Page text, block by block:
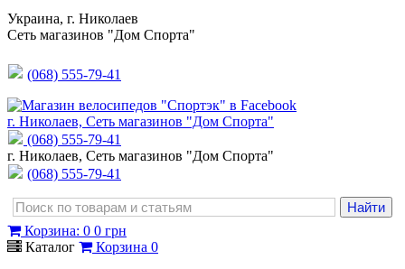
Украина, г. Николаев
Сеть магазинов "Дом Спорта"
(068) 555-79-41
г. Николаев, Сеть магазинов "Дом Спорта"
(068) 555-79-41
г. Николаев, Сеть магазинов "Дом Спорта"
(068) 555-79-41
Корзина: 0 0 грн
Каталог
Корзина 0